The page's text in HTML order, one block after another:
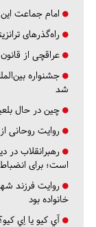
امام جماعت این مسجد در ۳ سال،
راه‌گذرهای
عراقچی از
جشنواره
شد
چین در حال
روایت روحانی
رهبرانقلاب
است؛ برای
روایت فرزند
خانواده بود
آي كيو يا اِي